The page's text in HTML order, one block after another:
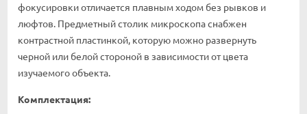
фокусировки отличается плавным ходом без рывков и
люфтов. Предметный столик микроскопа снабжен
контрастной пластинкой, которую можно развернуть
черной или белой стороной в зависимости от цвета
изучаемого объекта.
Комплектация: